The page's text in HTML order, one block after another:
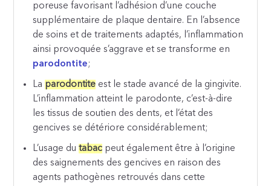
poreuse favorisant l’adhésion d’une couche
supplémentaire de plaque dentaire. En l’absence
de soins et de traitements adaptés, l’inflammation
ainsi provoquée s’aggrave et se transforme en
parodontite;
La parodontite est le stade avancé de la gingivite.
L’inflammation atteint le parodonte, c’est-à-dire
les tissus de soutien des dents, et l’état des
gencives se détériore considérablement;
L’usage dutabac peut également être à l’origine
des saignements des gencives en raison des
agents pathogènes retrouvés dans cette